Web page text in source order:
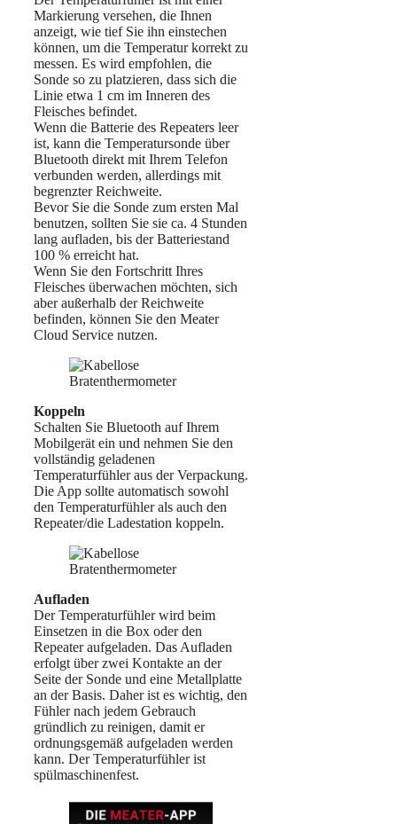
Markierung versehen, die Ihnen
anzeigt, wie tief Sie ihn einstechen
können, um die Temperatur korrekt zu
messen. Es wird empfohlen, die
Sonde so zu platzieren, dass sich die
Linie etwa 1 cm im Inneren des
Fleisches befindet.
Wenn die Batterie des Repeaters leer
ist, kann die Temperatursonde über
Bluetooth direkt mit Ihrem Telefon
verbunden werden, allerdings mit
begrenzter Reichweite.
Bevor Sie die Sonde zum ersten Mal
benutzen, sollten Sie sie ca. 4 Stunden
lang aufladen, bis der Batteriestand
100 % erreicht hat.
Wenn Sie den Fortschritt Ihres
Fleisches überwachen möchten, sich
aber außerhalb der Reichweite
befinden, können Sie den Meater
Cloud Service nutzen.
Koppeln
Schalten Sie Bluetooth auf Ihrem
Mobilgerät ein und nehmen Sie den
vollständig geladenen
Temperaturfühler aus der Verpackung.
Die App sollte automatisch sowohl
den Temperaturfühler als auch den
Repeater/die Ladestation koppeln.
Aufladen
Der Temperaturfühler wird beim
Einsetzen in die Box oder den
Repeater aufgeladen. Das Aufladen
erfolgt über zwei Kontakte an der
Seite der Sonde und eine Metallplatte
an der Basis. Daher ist es wichtig, den
Fühler nach jedem Gebrauch
gründlich zu reinigen, damit er
ordnungsgemäß aufgeladen werden
kann. Der Temperaturfühler ist
spülmaschinenfest.